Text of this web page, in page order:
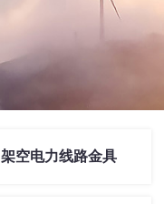
架空电力线路金具